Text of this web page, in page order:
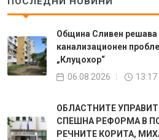
Община Сливен
канализационен
„Клуцохор“
06.08.2026
13:17
ОБЛАСТНИТЕ
СПЕШНА РЕФОРМА В
РЕЧНИТЕ КОРИТА,